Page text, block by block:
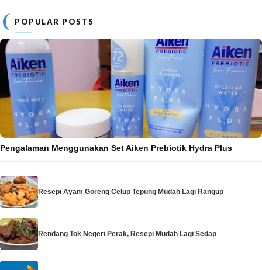
POPULAR POSTS
Pengalaman Menggunakan Set Aiken Prebiotik Hydra Plus
Resepi Ayam Goreng Celup Tepung Mudah Lagi Rangup
Rendang Tok Negeri Perak, Resepi Mudah Lagi Sedap